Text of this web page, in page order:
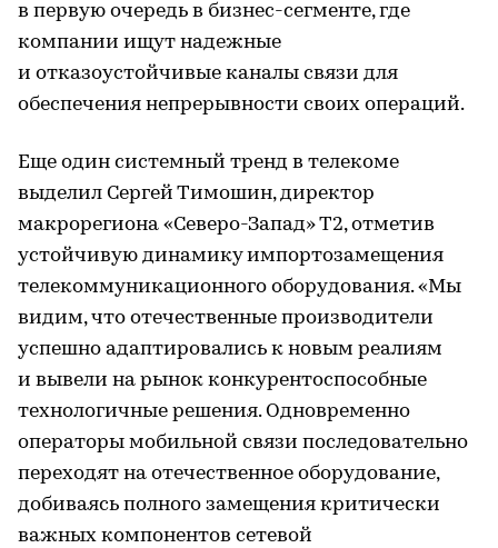
в первую очередь в бизнес-сегменте, где
компании ищут надежные
и отказоустойчивые каналы связи для
обеспечения непрерывности своих операций.
Еще один системный тренд в телекоме
выделил Сергей Тимошин, директор
макрорегиона «Северо-Запад» Т2, отметив
устойчивую динамику импортозамещения
телекоммуникационного оборудования. «Мы
видим, что отечественные производители
успешно адаптировались к новым реалиям
и вывели на рынок конкурентоспособные
технологичные решения. Одновременно
операторы мобильной связи последовательно
переходят на отечественное оборудование,
добиваясь полного замещения критически
важных компонентов сетевой